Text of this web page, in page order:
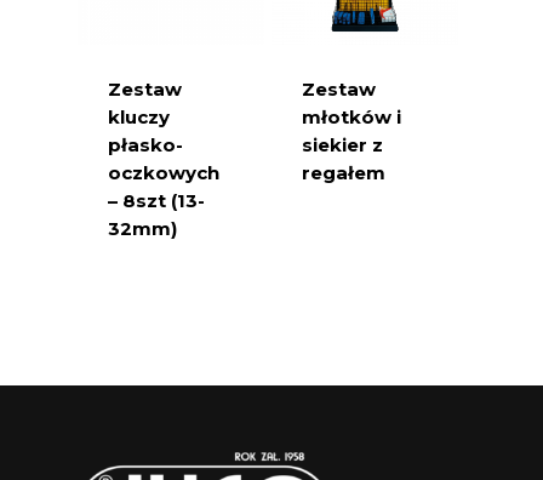
Zestaw
kluczy
płasko-
oczkowych
– 8szt (13-
32mm)
Zestaw
młotków i
siekier z
regałem